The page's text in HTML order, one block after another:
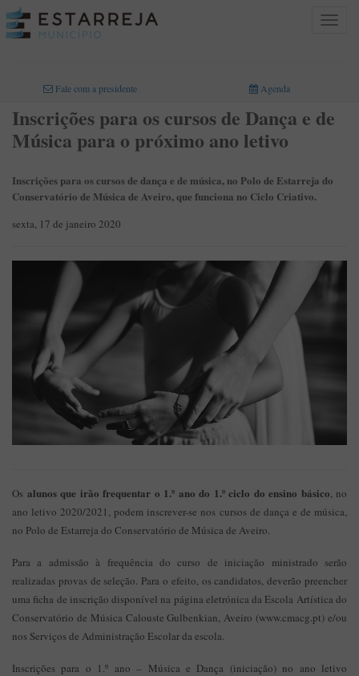
Toggle
Fale com a presidente Agenda
Inscrições para os cursos de Dança e de
Música para o próximo ano letivo
Inscrições para os cursos de dança e de música, no Polo de Estarreja do
Conservatório de Música de Aveiro, que funciona no Ciclo Criativo.
sexta, 17 de janeiro 2020
Os alunos que irão frequentar o 1.º ano do 1.º ciclo do ensino básico, no
ano letivo 2020/2021, podem inscrever-se nos cursos de dança e de música,
no Polo de Estarreja do Conservatório de Música de Aveiro.
Para a admissão à frequência do curso de iniciação ministrado serão
realizadas provas de seleção. Para o efeito, os candidatos, deverão preencher
uma ficha de inscrição disponível na página eletrónica da Escola Artística do
Conservatório de Música Calouste Gulbenkian, Aveiro (www.cmacg.pt) e/ou
nos Serviços de Administração Escolar da escola.
Inscrições para o 1.º ano – Música e Dança (iniciação) no ano letivo